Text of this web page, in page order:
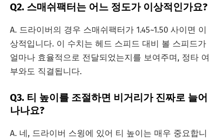
Q2. 스매쉬팩터는 어느 정도가 이상적인가요?
A. 드라이버의 경우 스매쉬팩터가 1.45~1.50 사이면 이
상적입니다. 이 수치는 헤드 스피드 대비 볼 스피드가
얼마나 효율적으로 전달되었는지를 보여주며, 정타 여
부와도 직결됩니다.
Q3. 티 높이를 조절하면 비거리가 진짜로 늘어
나나요?
A. 네, 드라이버 스윙에 있어 티 높이는 매우 중요합니